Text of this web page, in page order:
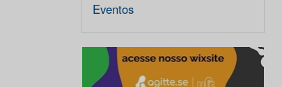
Eventos